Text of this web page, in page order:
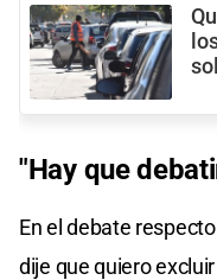
"Hay que
En el debate
dije que quiero